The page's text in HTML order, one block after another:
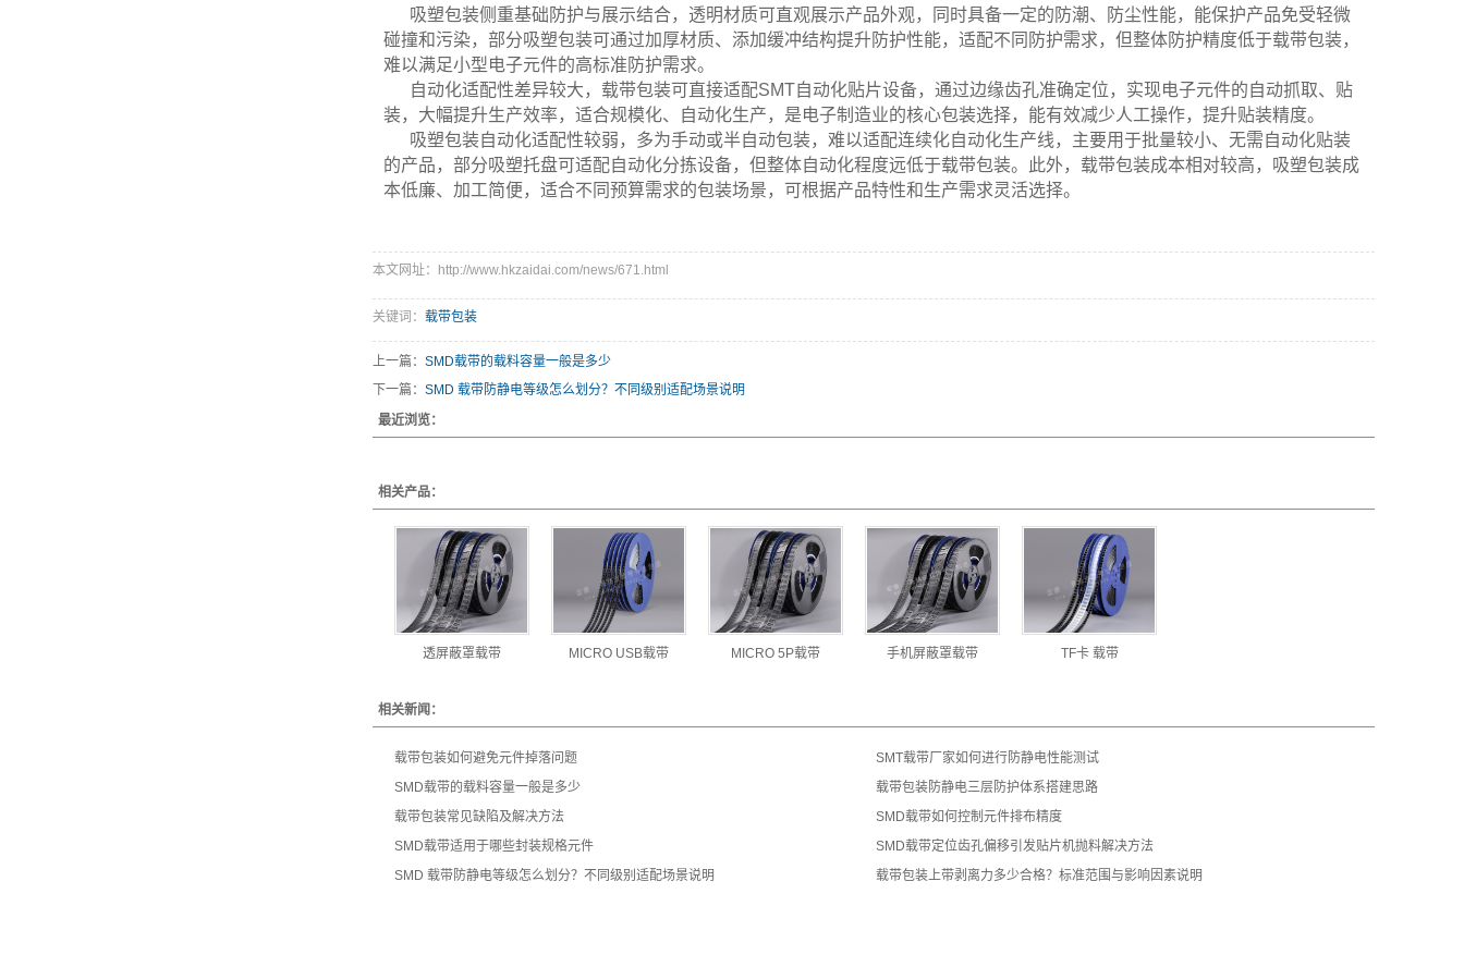
吸塑包装侧重基础防护与展示结合，透明材质可直观展示产品外观，同时具备一定的防潮、防尘性能，能保护产品免受轻微
碰撞和污染，部分吸塑包装可通过加厚材质、添加缓冲结构提升防护性能，适配不同防护需求，但整体防护精度低于载带包装，
难以满足小型电子元件的高标准防护需求。
自动化适配性差异较大，载带包装可直接适配SMT自动化贴片设备，通过边缘齿孔准确定位，实现电子元件的自动抓取、贴
装，大幅提升生产效率，适合规模化、自动化生产，是电子制造业的核心包装选择，能有效减少人工操作，提升贴装精度。
吸塑包装自动化适配性较弱，多为手动或半自动包装，难以适配连续化自动化生产线，主要用于批量较小、无需自动化贴装
的产品，部分吸塑托盘可适配自动化分拣设备，但整体自动化程度远低于载带包装。此外，载带包装成本相对较高，吸塑包装成
本低廉、加工简便，适合不同预算需求的包装场景，可根据产品特性和生产需求灵活选择。
本文网址：http://www.hkzaidai.com/news/671.html
关键词： 载带包装
上一篇： SMD载带的载料容量一般是多少
下一篇： SMD 载带防静电等级怎么划分？不同级别适配场景说明
最近浏览：
相关产品：
透屏蔽罩载带 MICRO USB载带 MICRO 5P载带 手机屏蔽罩载带 TF卡 载带
相关新闻：
载带包装如何避免元件掉落问题
SMT载带厂家如何进行防静电性能测试
SMD载带的载料容量一般是多少
载带包装防静电三层防护体系搭建思路
载带包装常见缺陷及解决方法
SMD载带如何控制元件排布精度
SMD载带适用于哪些封装规格元件
SMD载带定位齿孔偏移引发贴片机抛料解决方法
SMD 载带防静电等级怎么划分？不同级别适配场景说明
载带包装上带剥离力多少合格？标准范围与影响因素说明